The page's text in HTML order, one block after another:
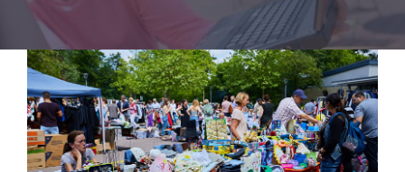
Events
Impressionen
Über uns